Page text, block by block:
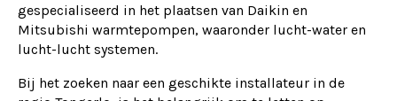
gespecialiseerd in het plaatsen van Daikin en
Mitsubishi warmtepompen, waaronder lucht-water en
lucht-lucht systemen.
Bij het zoeken naar een geschikte installateur in de